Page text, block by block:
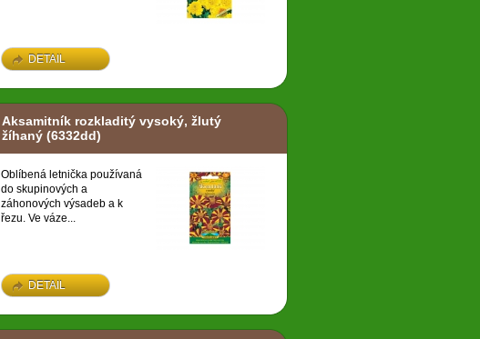
DETAIL
Aksamitník rozkladitý vysoký, žlutý
žíhaný (6332dd)
Oblíbená letnička používaná
do skupinových a
záhonových výsadeb a k
řezu. Ve váze...
DETAIL